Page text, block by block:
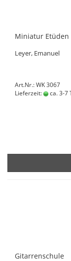
Miniatur
Leyer, Emanuel
Art.Nr.: WK 3067
Lieferzeit:
ca. 3-7
Gitarrenschule